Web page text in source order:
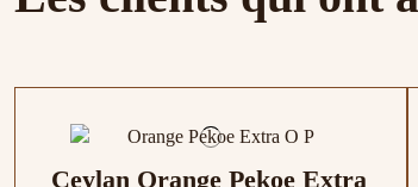
Ceylan Orange Pekoe Extra